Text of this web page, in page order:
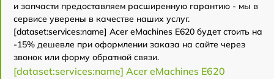
и запчасти предоставляем расширенную гарантию - мы в
сервисе уверены в качестве наших услуг.
[dataset:services:name] Acer eMachines E620 будет стоить на
-15% дешевле при оформлении заказа на сайте через
звонок или форму обратной связи.
[dataset:services:name] Acer eMachines E620